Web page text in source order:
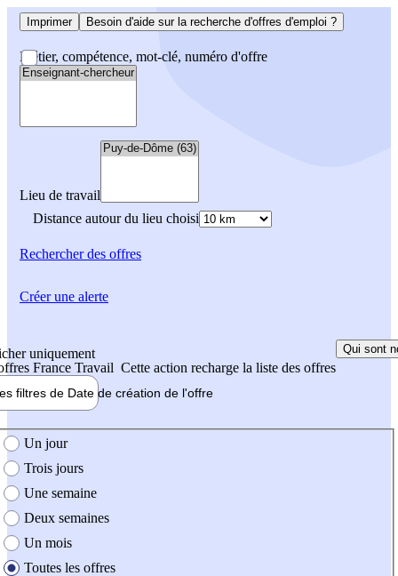
Imprimer Besoin d'aide sur la recherche d'offres d'emploi ?
Métier, compétence, mot-clé, numéro d'offre
Lieu de travail
Distance autour du lieu choisi
Rechercherdes offres
uniquement
France Travail Cette action recharge la liste des offres
Qui sont
filtres de Date de création de l'offre
création de l'offre
Un jour
Trois jours
Une semaine
Deux semaines
Un mois
Toutes les offres
Créer une alerte